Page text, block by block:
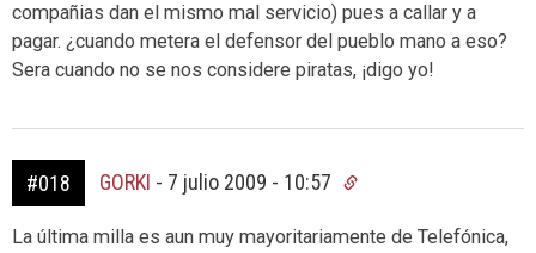
compañias dan el mismo mal servicio) pues a callar y a
pagar. ¿cuando metera el defensor del pueblo mano a eso?
Sera cuando no se nos considere piratas, ¡digo yo!
#018 GORKI - 7 julio 2009 - 10:57
La última milla es aun muy mayoritariamente de Telefónica,